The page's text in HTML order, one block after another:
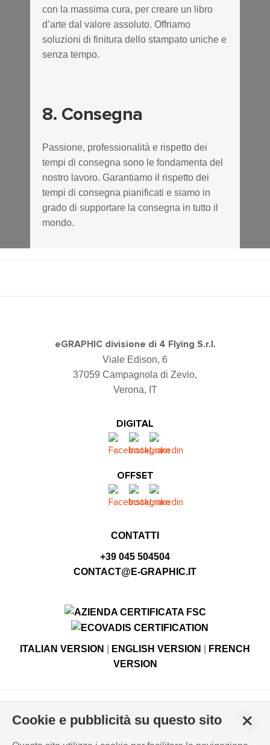
con la massima cura, per creare un libro
d’arte dal valore assoluto. Offriamo
soluzioni di finitura dello stampato uniche e
senza tempo.
8. Consegna
Passione, professionalità e rispetto dei
tempi di consegna sono le fondamenta del
nostro lavoro. Garantiamo il rispetto dei
tempi di consegna pianificati e siamo in
grado di supportare la consegna in tutto il
mondo.
eGRAPHIC divisione di 4 Flying S.r.l.
Viale Edison, 6
37059 Campagnola di Zevio,
Verona, IT
DIGITAL
OFFSET
CONTATTI
+39 045 504504
CONTACT@E-GRAPHIC.IT
ITALIAN VERSION ENGLISH VERSION
FRENCH
VERSION
Viale Edison, 6 - 37059 Campagnola di Zevio (VR), Italy -
Cookie e pubblicità su questo sito +